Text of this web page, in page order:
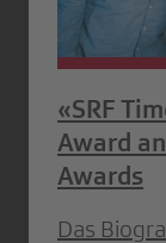
«SRF
Award
Awards
Das